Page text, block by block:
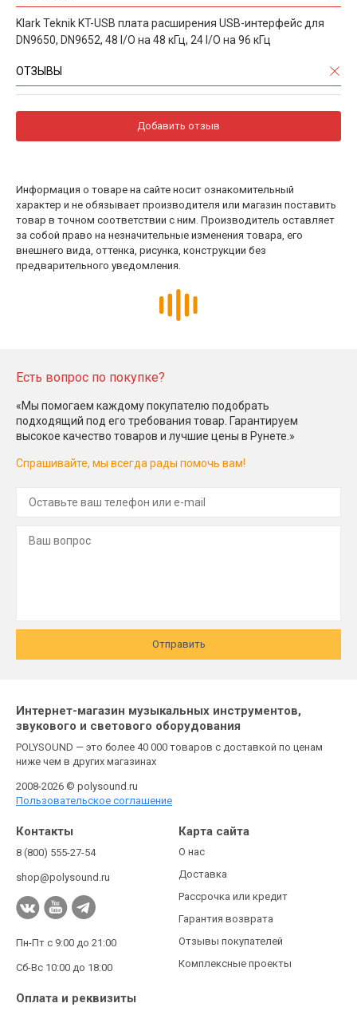
Klark Teknik KT-USB плата расширения USB-интерфейс для
DN9650, DN9652, 48 I/O на 48 кГц, 24 I/O на 96 кГц
ОТЗЫВЫ
Добавить отзыв
Информация о товаре на сайте носит ознакомительный
характер и не обязывает производителя или магазин поставить
товар в точном соответствии с ним. Производитель оставляет
за собой право на незначительные изменения товара, его
внешнего вида, оттенка, рисунка, конструкции без
предварительного уведомления.
Есть вопрос по покупке?
«Мы помогаем каждому покупателю подобрать
подходящий под его требования товар. Гарантируем
высокое качество товаров и лучшие цены в Рунете.»
Спрашивайте, мы всегда рады помочь вам!
Отправить
Интернет-магазин музыкальных инструментов,
звукового и светового оборудования
POLYSOUND — это более 40 000 товаров с доставкой по ценам
ниже чем в других магазинах
2008-2026 © polysound.ru
Пользовательское соглашение
Контакты
8 (800) 555-27-54
shop@polysound.ru
Пн-Пт с 9:00 до 21:00
Сб-Вс 10:00 до 18:00
Карта сайта
О нас
Доставка
Рассрочка или кредит
Гарантия возврата
Отзывы покупателей
Комплексные проекты
Оплата и реквизиты